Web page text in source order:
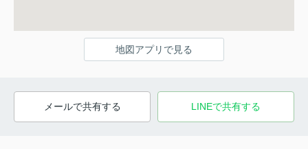
地図アプリで見る
メールで共有する LINEで共有する